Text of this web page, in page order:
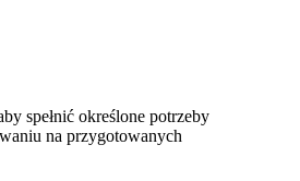
spełnić określone potrzeby
na przygotowanych